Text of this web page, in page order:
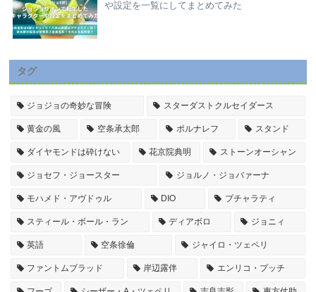
や設定を一覧にしてまとめてみた
タグ
ジョジョの奇妙な冒険 スターダストクルセイダース
黄金の風 空条承太郎 ポルナレフ スタンド
ダイヤモンドは砕けない 花京院典明 ストーンオーシャン
ジョセフ・ジョースター ジョルノ・ジョバァーナ
モハメド・アヴドゥル DIO ブチャラティ
スティール・ボール・ラン ディアボロ ジョニィ
英語 空条徐倫 ジャイロ・ツェペリ
ファントムブラッド 岸辺露伴 エンリコ・プッチ